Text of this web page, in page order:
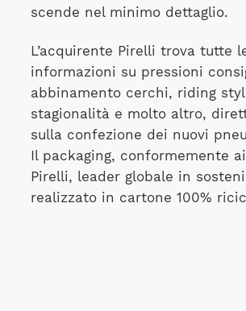
scende nel minimo dettaglio.
L’acquirente Pirelli trova tutte
informazioni su pressioni
abbinamento cerchi, riding
stagionalità e molto altro,
sulla confezione dei nuovi
Il packaging, conformemente
Pirelli, leader globale in
realizzato in cartone 100%